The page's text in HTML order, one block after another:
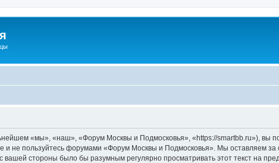
«мы», «наш», «Форум Москвы и Подмосковья», «https://smartbb.ru»), вы
и не пользуйтесь форумами «Форум Москвы и Подмосковья». Мы оставляем
стороны было бы разумным регулярно просматривать этот текст на